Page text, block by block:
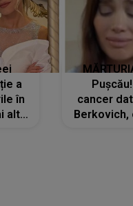
a
în
altă
cancer